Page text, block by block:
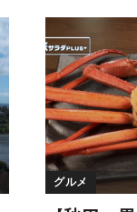
グルメ